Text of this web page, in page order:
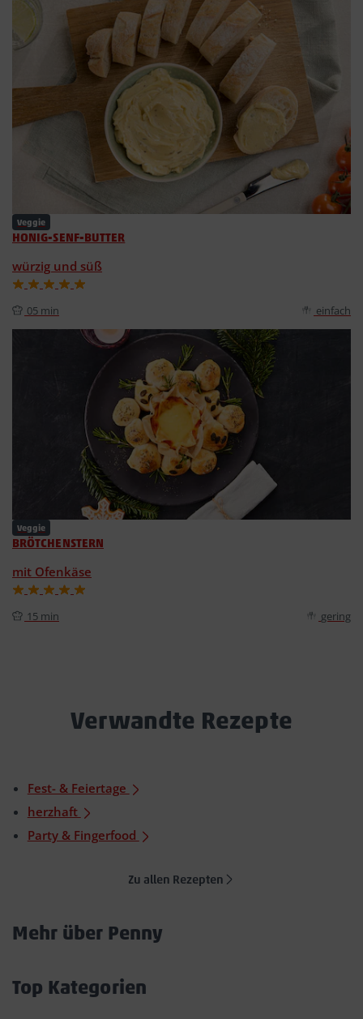
Veggie
HONIG-SENF-BUTTER
würzig und süß
05 min einfach
Veggie
BRÖTCHENSTERN
mit Ofenkäse
15 min gering
Verwandte Rezepte
Fest- & Feiertage
herzhaft
Party & Fingerfood
Zu allen Rezepten
Mehr über Penny
Top Kategorien